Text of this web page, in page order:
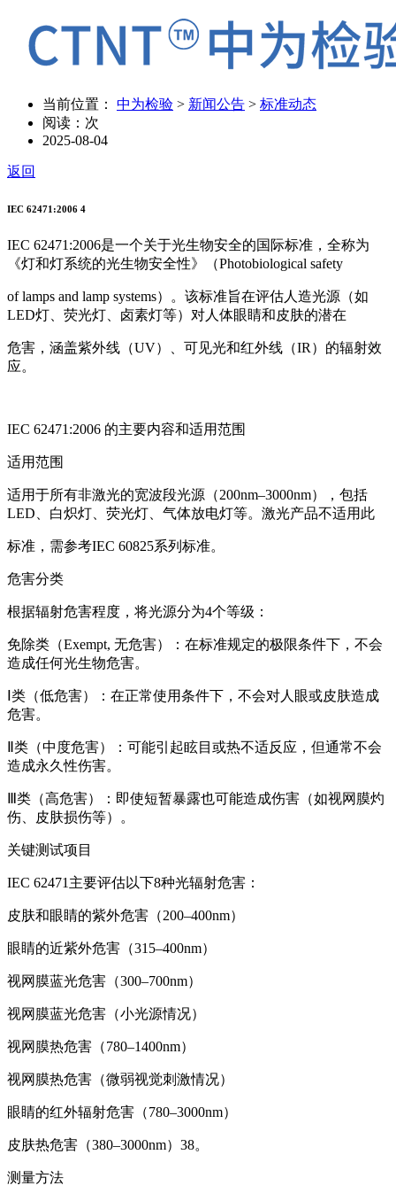
当前位置： 中为检验 > 新闻公告 > 标准动态
阅读： 次
2025-08-04
返回
IEC 62471:2006 4
IEC 62471:2006是一个关于光生物安全的国际标准，全称为
《灯和灯系统的光生物安全性》（Photobiological safety
of lamps and lamp systems）。该标准旨在评估人造光源（如
LED灯、荧光灯、卤素灯等）对人体眼睛和皮肤的潜在
危害，涵盖紫外线（UV）、可见光和红外线（IR）的辐射效
应。
IEC 62471:2006 的主要内容和适用范围
适用范围
适用于所有非激光的宽波段光源（200nm–3000nm），包括
LED、白炽灯、荧光灯、气体放电灯等。激光产品不适用此
标准，需参考IEC 60825系列标准。
危害分类
根据辐射危害程度，将光源分为4个等级：
免除类（Exempt, 无危害）：在标准规定的极限条件下，不会
造成任何光生物危害。
Ⅰ类（低危害）：在正常使用条件下，不会对人眼或皮肤造成
危害。
Ⅱ类（中度危害）：可能引起眩目或热不适反应，但通常不会
造成永久性伤害。
Ⅲ类（高危害）：即使短暂暴露也可能造成伤害（如视网膜灼
伤、皮肤损伤等）。
关键测试项目
IEC 62471主要评估以下8种光辐射危害：
皮肤和眼睛的紫外危害（200–400nm）
眼睛的近紫外危害（315–400nm）
视网膜蓝光危害（300–700nm）
视网膜蓝光危害（小光源情况）
视网膜热危害（780–1400nm）
视网膜热危害（微弱视觉刺激情况）
眼睛的红外辐射危害（780–3000nm）
皮肤热危害（380–3000nm）38。
测量方法